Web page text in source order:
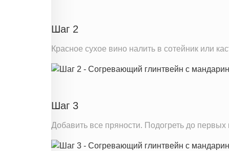
Железо
Витамин А
Шаг 2
Красное сухое вино налить в сотейник или
Шаг 3
Добавить все пряности. Подогреть до первых